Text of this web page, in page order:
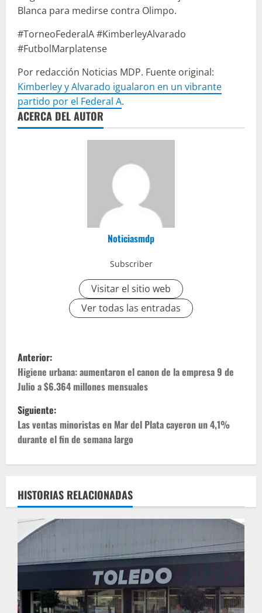
Blanca para medirse contra Olimpo.
#TorneoFederalA #KimberleyAlvarado
#FutbolMarplatense
Por redacción Noticias MDP. Fuente original:
Kimberley y Alvarado igualaron en un vibrante
partido por el Federal A.
ACERCA DEL AUTOR
Noticiasmdp
Subscriber
Visitar el sitio web
Ver todas las entradas
Anterior:
Higiene urbana: aumentaron el canon de la empresa 9 de
Julio a $6.364 millones mensuales
Siguiente:
Las ventas minoristas en Mar del Plata cayeron un 4,1%
durante el fin de semana largo
HISTORIAS RELACIONADAS